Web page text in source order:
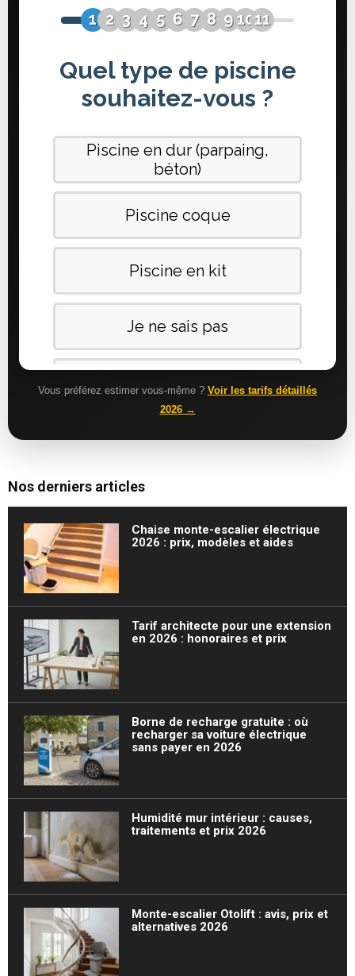
Vous préférez estimer vous-même ? Voir les tarifs détaillés
2026 →
Nos derniers articles
Chaise monte-escalier électrique
2026 : prix, modèles et aides
Tarif architecte pour une extension
en 2026 : honoraires et prix
Borne de recharge gratuite : où
recharger sa voiture électrique
sans payer en 2026
Humidité mur intérieur : causes,
traitements et prix 2026
Monte-escalier Otolift : avis, prix et
alternatives 2026